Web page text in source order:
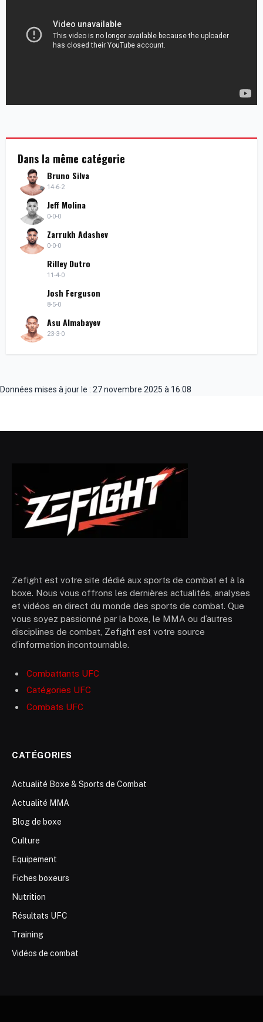
Dans la même catégorie
Bruno Silva
14-6-2
Jeff Molina
0-0-0
Zarrukh Adashev
0-0-0
Rilley Dutro
11-4-0
Josh Ferguson
8-5-0
Asu Almabayev
23-3-0
Données mises à jour le : 27 novembre 2025 à 16:08
Zefight est votre site dédié aux sports de combat et à la
boxe. Nous vous offrons les dernières actualités, analyses
et vidéos en direct du monde des sports de combat. Que
vous soyez passionné par la boxe, le MMA ou d’autres
disciplines de combat, Zefight est votre source
d’information incontournable.
Combattants UFC
Catégories UFC
Combats UFC
CATÉGORIES
Actualité Boxe & Sports de Combat
Actualité MMA
Blog de boxe
Culture
Equipement
Fiches boxeurs
Nutrition
Résultats UFC
Training
Vidéos de combat